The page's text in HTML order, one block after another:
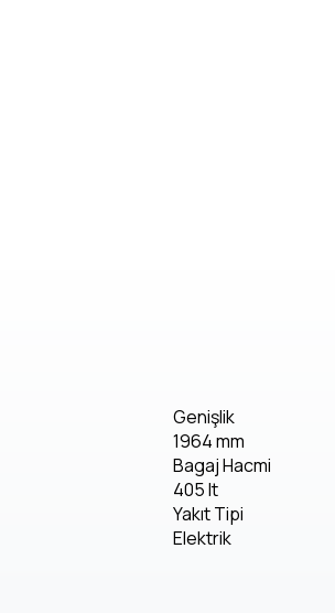
Genişlik
1964 mm
Bagaj Hacmi
405 lt
Yakıt Tipi
Elektrik